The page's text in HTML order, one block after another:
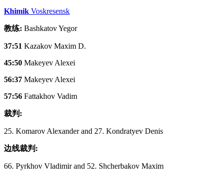
Khimik Voskresensk
教练: Bashkatov Yegor
37:51 Kazakov Maxim D.
45:50 Makeyev Alexei
56:37 Makeyev Alexei
57:56 Fattakhov Vadim
裁判:
25. Komarov Alexander and 27. Kondratyev Denis
边线裁判:
66. Pyrkhov Vladimir and 52. Shcherbakov Maxim